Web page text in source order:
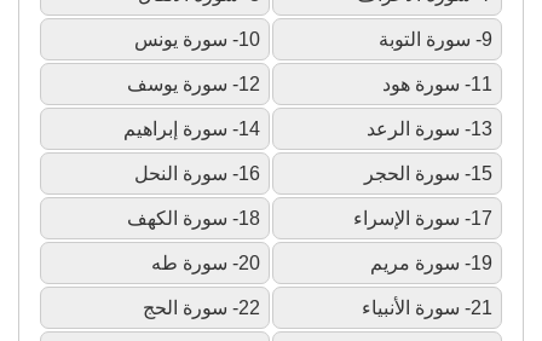
9- سورة التوبة 10- سورة يونس
11- سورة هود 12- سورة يوسف
13- سورة الرعد 14- سورة إبراهيم
15- سورة الحجر 16- سورة النحل
17- سورة الإسراء 18- سورة الكهف
19- سورة مريم 20- سورة طه
21- سورة الأنبياء 22- سورة الحج